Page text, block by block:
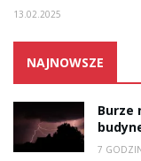
13.02.2025
NAJNOWSZE
Burze
7